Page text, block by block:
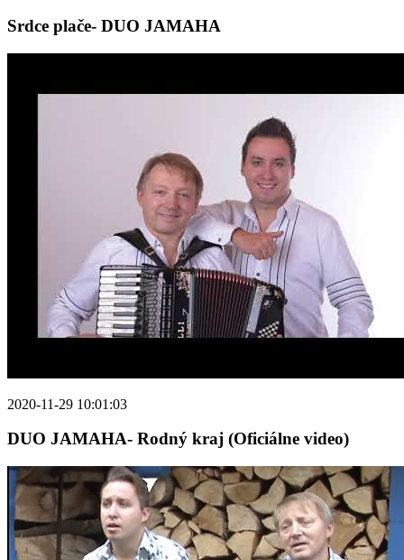
Srdce plače- DUO JAMAHA
2020-11-29 10:01:03
DUO JAMAHA- Rodný kraj (Oficiálne video)